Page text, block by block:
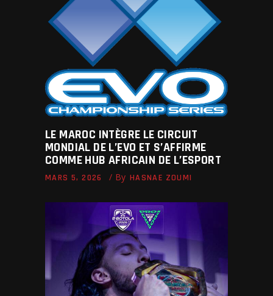
LE MAROC INTÈGRE LE CIRCUIT
MONDIAL DE L’EVO ET S’AFFIRME
COMME HUB AFRICAIN DE L’ESPORT
MARS 5, 2026 By HASNAE ZOUMI